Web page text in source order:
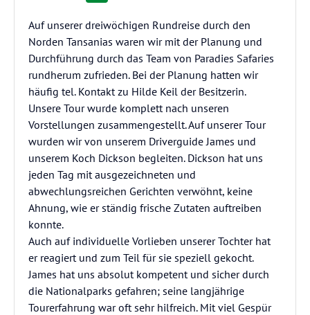
Auf unserer dreiwöchigen Rundreise durch den
Norden Tansanias waren wir mit der Planung und
Durchführung durch das Team von Paradies Safaries
rundherum zufrieden. Bei der Planung hatten wir
häufig tel. Kontakt zu Hilde Keil der Besitzerin.
Unsere Tour wurde komplett nach unseren
Vorstellungen zusammengestellt. Auf unserer Tour
wurden wir von unserem Driverguide James und
unserem Koch Dickson begleiten. Dickson hat uns
jeden Tag mit ausgezeichneten und
abwechlungsreichen Gerichten verwöhnt, keine
Ahnung, wie er ständig frische Zutaten auftreiben
konnte.
Auch auf individuelle Vorlieben unserer Tochter hat
er reagiert und zum Teil für sie speziell gekocht.
James hat uns absolut kompetent und sicher durch
die Nationalparks gefahren; seine langjährige
Tourerfahrung war oft sehr hilfreich. Mit viel Gespür